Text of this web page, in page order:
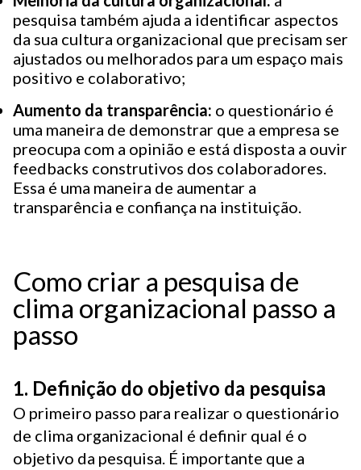
pesquisa também ajuda a identificar aspectos
da sua cultura organizacional que precisam ser
ajustados ou melhorados para um espaço mais
positivo e colaborativo;
Aumento da transparência: o questionário é
uma maneira de demonstrar que a empresa se
preocupa com a opinião e está disposta a ouvir
feedbacks construtivos dos colaboradores.
Essa é uma maneira de aumentar a
transparência e confiança na instituição.
Como criar a pesquisa de
clima organizacional passo a
passo
1. Definição do objetivo da pesquisa
O primeiro passo para realizar o questionário
de clima organizacional é definir qual é o
objetivo da pesquisa. É importante que a